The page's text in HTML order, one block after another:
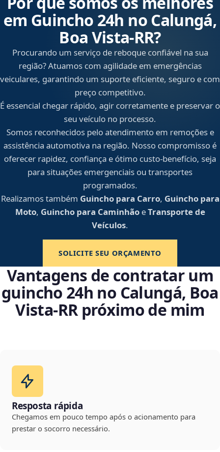
em Guincho 24h no Calungá,
Boa Vista‑RR?
Procurando um serviço de reboque confiável na sua
região? Atuamos com agilidade em emergências
veiculares, garantindo um suporte eficiente, seguro e com
preço competitivo.
É essencial chegar rápido, agir corretamente e preservar o
seu veículo no processo.
Somos reconhecidos pelo atendimento em remoções e
assistência automotiva na região. Nosso compromisso é
oferecer rapidez, confiança e ótimo custo-benefício, seja
para situações emergenciais ou transportes
programados.
Realizamos também Guincho para Carro, Guincho para
Moto, Guincho para CaminhãoeTransporte de
Veículos.
SOLICITE SEU ORÇAMENTO
Vantagens de contratar um
guincho 24h no Calungá, Boa
Vista‑RR próximo de mim
Resposta rápida
Chegamos em pouco tempo após o acionamento para
prestar o socorro necessário.